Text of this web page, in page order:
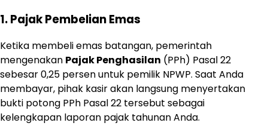
1. Pajak Pembelian Emas
Ketika membeli emas batangan, pemerintah
mengenakan Pajak Penghasilan (PPh) Pasal 22
sebesar 0,25 persen untuk pemilik NPWP. Saat Anda
membayar, pihak kasir akan langsung menyertakan
bukti potong PPh Pasal 22 tersebut sebagai
kelengkapan laporan pajak tahunan Anda.